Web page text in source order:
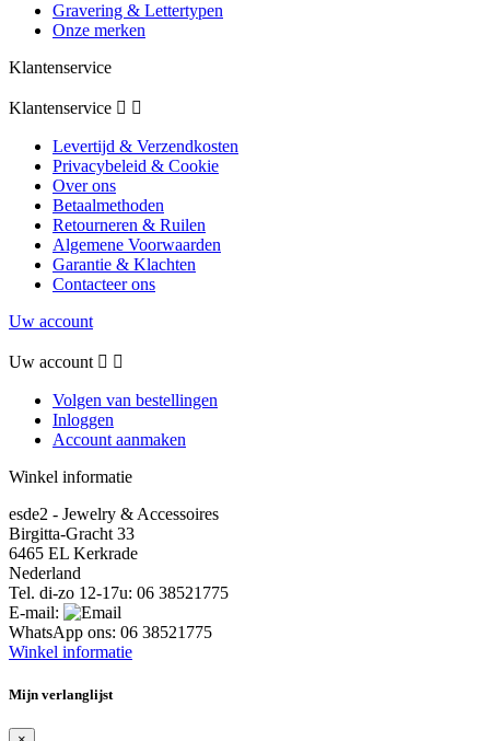
Gravering & Lettertypen
Onze merken
Klantenservice
Klantenservice  
Levertijd & Verzendkosten
Privacybeleid & Cookie
Over ons
Betaalmethoden
Retourneren & Ruilen
Algemene Voorwaarden
Garantie & Klachten
Contacteer ons
Uw account
Uw account  
Volgen van bestellingen
Inloggen
Account aanmaken
Winkel informatie
esde2 - Jewelry & Accessoires
Birgitta-Gracht 33
6465 EL Kerkrade
Nederland
Tel. di-zo 12-17u: 06 38521775
E-mail:
WhatsApp ons: 06 38521775
Winkel informatie
Mijn verlanglijst